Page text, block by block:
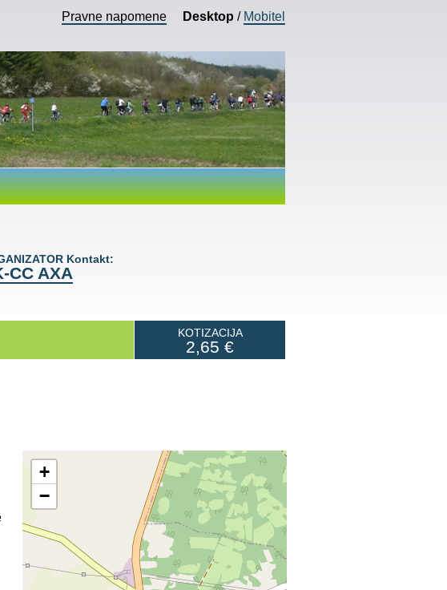
Pravne napomene Desktop / Mobitel
Kontakt:
CC AXA
KOTIZACIJA
2,65 €
+
−